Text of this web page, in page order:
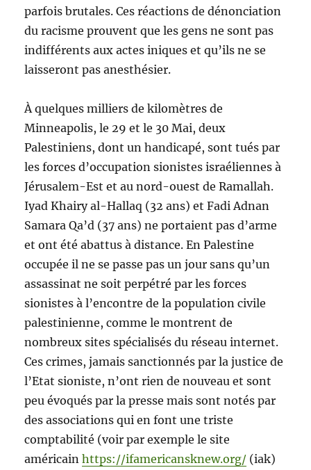
parfois brutales. Ces réactions de dénonciation
du racisme prouvent que les gens ne sont pas
indifférents aux actes iniques et qu’ils ne se
laisseront pas anesthésier.
À quelques milliers de kilomètres de
Minneapolis, le 29 et le 30 Mai, deux
Palestiniens, dont un handicapé, sont tués par
les forces d’occupation sionistes israéliennes à
Jérusalem-Est et au nord-ouest de Ramallah.
Iyad Khairy al-Hallaq (32 ans) et Fadi Adnan
Samara Qa’d (37 ans) ne portaient pas d’arme
et ont été abattus à distance. En Palestine
occupée il ne se passe pas un jour sans qu’un
assassinat ne soit perpétré par les forces
sionistes à l’encontre de la population civile
palestinienne, comme le montrent de
nombreux sites spécialisés du réseau internet.
Ces crimes, jamais sanctionnés par la justice de
l’Etat sioniste, n’ont rien de nouveau et sont
peu évoqués par la presse mais sont notés par
des associations qui en font une triste
comptabilité (voir par exemple le site
américainhttps://ifamericansknew.org/ (iak)